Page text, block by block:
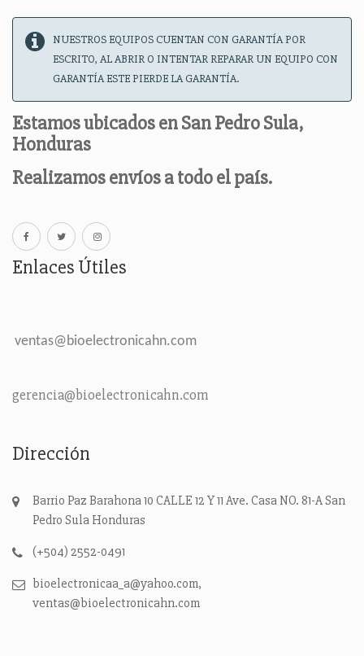
NUESTROS EQUIPOS CUENTAN CON GARANTÍA POR
ESCRITO, AL ABRIR O INTENTAR REPARAR UN EQUIPO CON
GARANTÍA ESTE PIERDE LA GARANTÍA.
Estamos ubicados en San Pedro Sula,
Honduras
Realizamos envíos a todo el país.
Enlaces Útiles
ventas@bioelectronicahn.com
gerencia@bioelectronicahn.com
Dirección
Barrio Paz Barahona 10 CALLE 12 Y 11 Ave. Casa NO. 81-ASan
Pedro Sula Honduras
(+504) 2552-0491
bioelectronicaa_a@yahoo.com,
ventas@bioelectronicahn.com